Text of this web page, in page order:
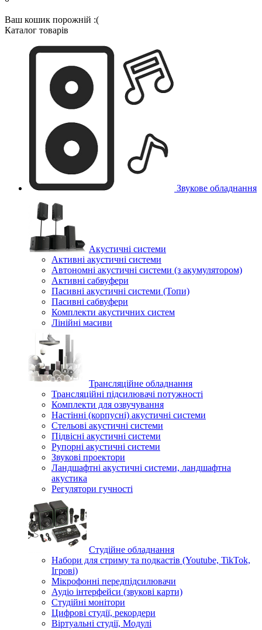
Ваш кошик порожній :(
Каталог товарів
Звукове обладнання
Акустичні системи
Активні акустичні системи
Автономні акустичні системи (з акумулятором)
Активні сабвуфери
Пасивні акустичні системи (Топи)
Пасивні сабвуфери
Комплекти акустичних систем
Лінійні масиви
Трансляційне обладнання
Трансляційні підсилювачі потужності
Комплекти для озвучування
Настінні (корпусні) акустичні системи
Стельові акустичні системи
Підвісні акустичні системи
Рупорні акустичні системи
Звукові проектори
Ландшафтні акустичні системи, ландшафтна
акустика
Регулятори гучності
Студійне обладнання
Набори для стриму та подкастів (Youtube, TikTok,
Ігрові)
Мікрофонні передпідсилювачи
Аудіо інтерфейси (звукові карти)
Студійні монітори
Цифрові студії, рекордери
Віртуальні студії, Модулі